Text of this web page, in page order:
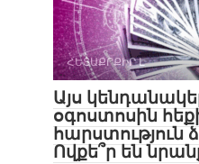
ՀԵՏԱՔՐՔԻՐ Է
Այս
օգոստոսին
հարստություն
Ովքե՞ր են